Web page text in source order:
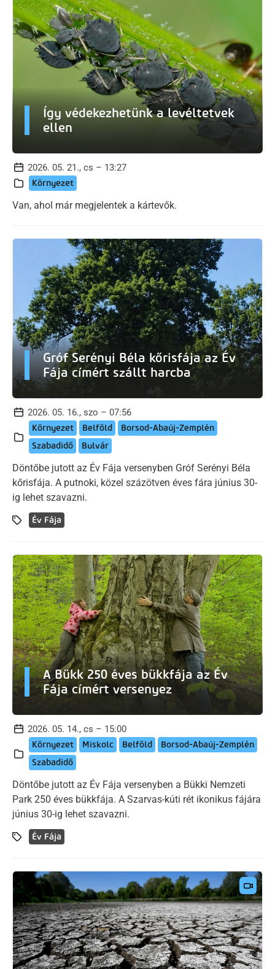
Így védekezhetünk a levéltetvek
ellen
2026. 05. 21., cs – 13:27
Környezet
Van, ahol már megjelentek a kártevők.
Gróf Serényi Béla kőrisfája az Év
Fája címért szállt harcba
2026. 05. 16., szo – 07:56
Környezet Belföld
Borsod-Abaúj-Zemplén
Szabadidő
Bulvár
Döntőbe jutott az Év Fája versenyben Gróf Serényi Béla
kőrisfája. A putnoki, közel százötven éves fára június 30-
ig lehet szavazni.
Év Fája
A Bükk 250 éves bükkfája az Év
Fája címért versenyez
2026. 05. 14., cs – 15:00
Környezet Miskolc Belföld
Borsod-Abaúj-Zemplén
Szabadidő
Döntőbe jutott az Év Fája versenyben a Bükki Nemzeti
Park 250 éves bükkfája. A Szarvas-kúti rét ikonikus fájára
június 30-ig lehet szavazni.
Év Fája